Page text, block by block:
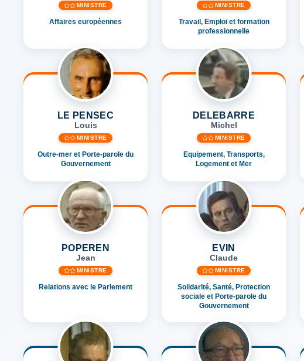
MINISTRE
Affaires européennes
MINISTRE
Travail, Emploi et formation
professionnelle
LE PENSEC
Louis
MINISTRE
Outre-mer et Porte-parole du
Gouvernement
DELEBARRE
Michel
MINISTRE
Equipement, Transports,
Logement et Mer
POPEREN
Jean
MINISTRE
Relations avec le Parlement
EVIN
Claude
MINISTRE
Solidarité, Santé, Protection
sociale et Porte-parole du
Gouvernement